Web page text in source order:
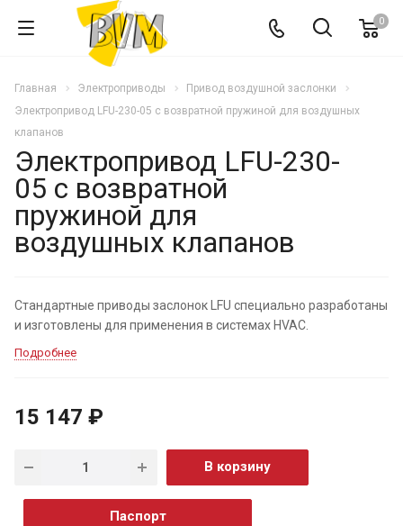
0
Главная Электроприводы
Привод воздушной заслонки
Электропривод LFU-230-05 с возвратной пружиной для воздушных
клапанов
Электропривод LFU-230-
05 с возвратной
пружиной для
воздушных клапанов
Стандартные приводы заслонок LFU специально разработаны
и изготовлены для применения в системах HVAC.
Подробнее
15 147 ₽
В корзину
Паспорт